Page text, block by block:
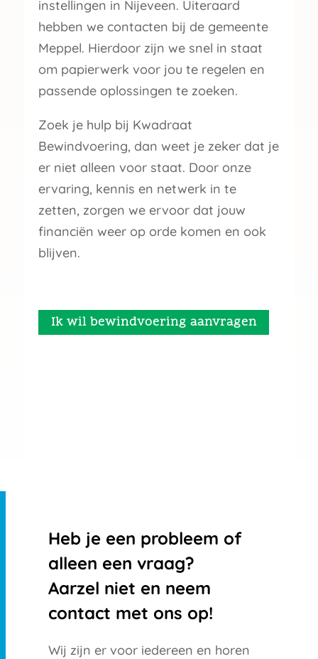
instellingen in Nijeveen. Uiteraard
hebben we contacten bij de gemeente
Meppel. Hierdoor zijn we snel in staat
om papierwerk voor jou te regelen en
passende oplossingen te zoeken.
Zoek je hulp bij Kwadraat
Bewindvoering, dan weet je zeker dat je
er niet alleen voor staat. Door onze
ervaring, kennis en netwerk in te
zetten, zorgen we ervoor dat jouw
financiën weer op orde komen en ook
blijven.
Ik wil bewindvoering aanvragen
Heb je een probleem of
alleen een vraag?
Aarzel niet en neem
contact met ons op!
Wij zijn er voor iedereen en horen